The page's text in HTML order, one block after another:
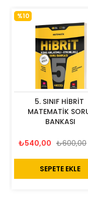
5. SINIF HİBRİT
MATEMATİK
BANKASI
₺540,00 ₺600,00
SEPETE EKLE
%10